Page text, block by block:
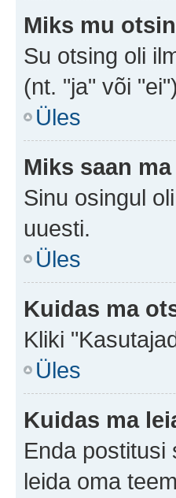
Miks mu
Su otsing oli
(nt. "ja" või
Üles
Miks saan
Sinu osingul
uuesti.
Üles
Kuidas ma
Kliki
Üles
Kuidas ma
Enda postitusi
leida oma